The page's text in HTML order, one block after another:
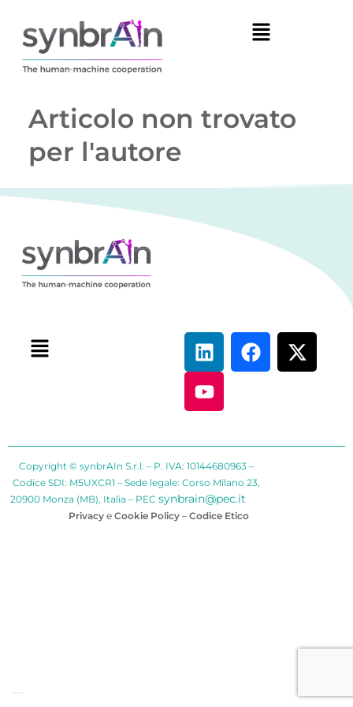
Articolo non trovato
per l'autore
Copyright © synbrAIn S.r.l. – P. IVA: 10144680963 –
Codice SDI: M5UXCR1 – Sede legale: Corso Milano 23,
20900 Monza (MB), Italia – PEC synbrain@pec.it
Privacy e Cookie Policy – Codice Etico